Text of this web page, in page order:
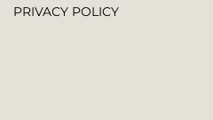
PRIVACY POLICY